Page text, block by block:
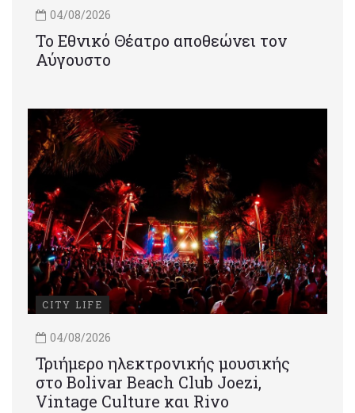
04/08/2026
Το Εθνικό Θέατρο αποθεώνει τον
Αύγουστο
CITY LIFE
04/08/2026
Τριήμερο ηλεκτρονικής μουσικής
στο Bolivar Beach Club Joezi,
Vintage Culture και Rivo